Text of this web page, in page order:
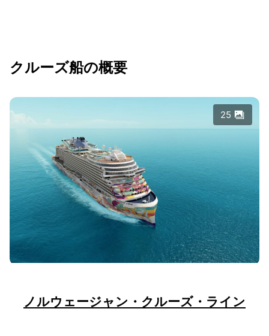
クルーズ船の概要
25
ノルウェージャン・クルーズ・ライン